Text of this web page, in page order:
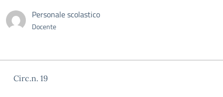
Personale scolastico
Docente
Circ.n. 19